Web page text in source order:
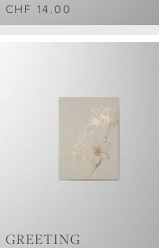
CHF 14.00
GREETING